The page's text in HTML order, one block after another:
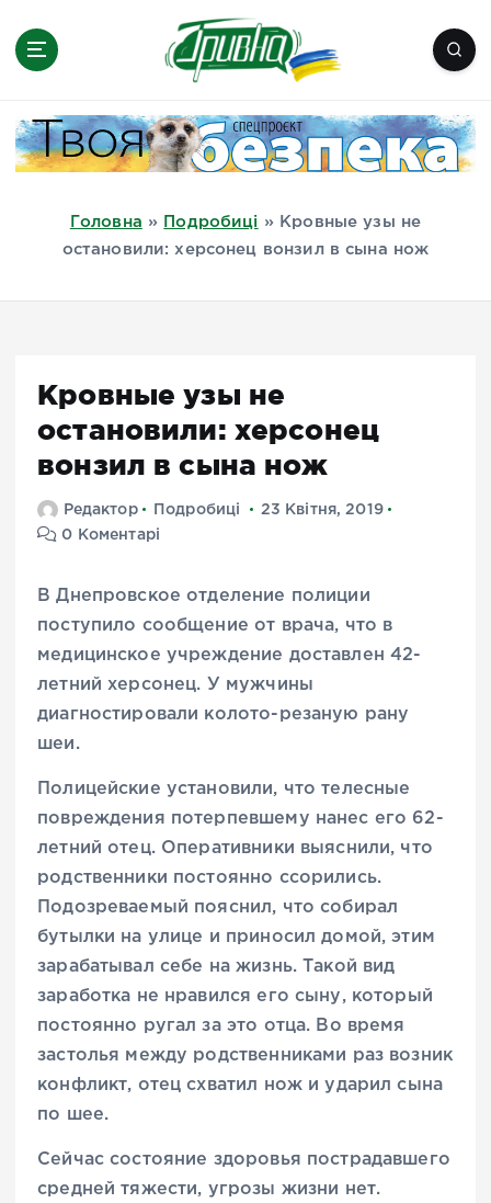
Миколаїв, Одеса, Мелітополь
Головна » Подробиці »
Кровные узы не
остановили: херсонец вонзил в сына нож
Кровные узы не
остановили: херсонец
вонзил в сына нож
Редактор Подробиці
23 Квітня, 2019
0 Коментарі
В Днепровское отделение полиции
поступило сообщение от врача, что в
медицинское учреждение доставлен 42-
летний херсонец. У мужчины
диагностировали колото-резаную рану
шеи.
Полицейские установили, что телесные
повреждения потерпевшему нанес его 62-
летний отец. Оперативники выяснили, что
родственники постоянно ссорились.
Подозреваемый пояснил, что собирал
бутылки на улице и приносил домой, этим
зарабатывал себе на жизнь. Такой вид
заработка не нравился его сыну, который
постоянно ругал за это отца. Во время
застолья между родственниками раз возник
конфликт, отец схватил нож и ударил сына
по шее.
Сейчас состояние здоровья пострадавшего
средней тяжести, угрозы жизни нет.